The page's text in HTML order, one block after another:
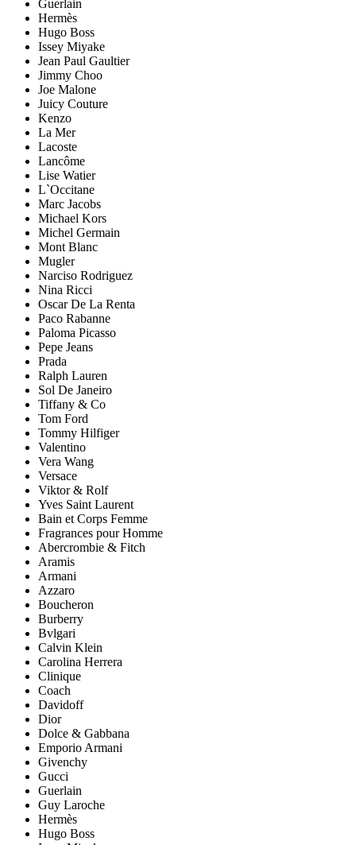
Guerlain
Hermès
Hugo Boss
Issey Miyake
Jean Paul Gaultier
Jimmy Choo
Joe Malone
Juicy Couture
Kenzo
La Mer
Lacoste
Lancôme
Lise Watier
L`Occitane
Marc Jacobs
Michael Kors
Michel Germain
Mont Blanc
Mugler
Narciso Rodriguez
Nina Ricci
Oscar De La Renta
Paco Rabanne
Paloma Picasso
Pepe Jeans
Prada
Ralph Lauren
Sol De Janeiro
Tiffany & Co
Tom Ford
Tommy Hilfiger
Valentino
Vera Wang
Versace
Viktor & Rolf
Yves Saint Laurent
Bain et Corps Femme
Fragrances pour Homme
Abercrombie & Fitch
Aramis
Armani
Azzaro
Boucheron
Burberry
Bvlgari
Calvin Klein
Carolina Herrera
Clinique
Coach
Davidoff
Dior
Dolce & Gabbana
Emporio Armani
Givenchy
Gucci
Guerlain
Guy Laroche
Hermès
Hugo Boss